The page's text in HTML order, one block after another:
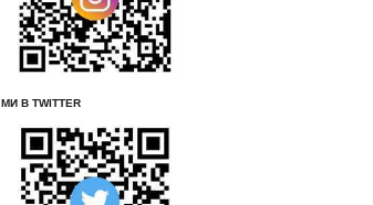
МИ В TWITTER